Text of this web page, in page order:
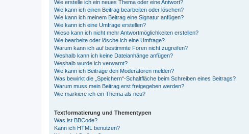
Wie erstelle ich ein neues Thema oder eine Antwort?
Wie kann ich einen Beitrag bearbeiten oder löschen?
Wie kann ich meinem Beitrag eine Signatur anfügen?
Wie kann ich eine Umfrage erstellen?
Wieso kann ich nicht mehr Antwortmöglichkeiten erstellen?
Wie bearbeite oder lösche ich eine Umfrage?
Warum kann ich auf bestimmte Foren nicht zugreifen?
Weshalb kann ich keine Dateianhänge anfügen?
Weshalb wurde ich verwarnt?
Wie kann ich Beiträge den Moderatoren melden?
Was bewirkt die „Speichern“-Schaltfläche beim Schreiben eines Beitrags?
Warum muss mein Beitrag erst freigegeben werden?
Wie markiere ich ein Thema als neu?
Textformatierung und Thementypen
Was ist BBCode?
Kann ich HTML benutzen?